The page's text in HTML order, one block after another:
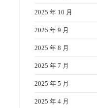
2025 年 10 月
2025 年 9 月
2025 年 8 月
2025 年 7 月
2025 年 5 月
2025 年 4 月